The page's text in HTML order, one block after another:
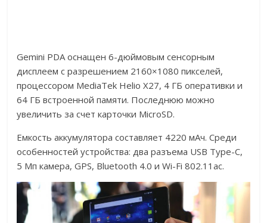
Gemini PDA оснащен 6-дюймовым сенсорным
дисплеем с разрешением 2160×1080 пикселей,
процессором MediaTek Helio X27, 4 ГБ оперативки и
64 ГБ встроенной памяти. Последнюю можно
увеличить за счет карточки MicroSD.
Емкость аккумулятора составляет 4220 мАч. Среди
особенностей устройства: два разъема USB Type-C,
5 Мп камера, GPS, Bluetooth 4.0 и Wi-Fi 802.11ac.